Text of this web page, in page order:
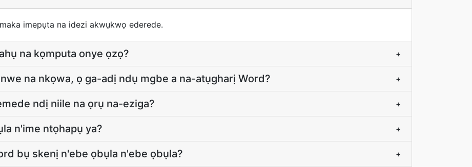
imepụta na idezi akwụkwọ ederede.
na kọmputa onye ọzọ? +
na nkọwa, ọ ga-adị ndụ mgbe a na-atụgharị Word? +
ndị niile na ọrụ na-eziga? +
n'ime ntọhapụ ya? +
bụ skenị n'ebe ọbụla n'ebe ọbụla? +